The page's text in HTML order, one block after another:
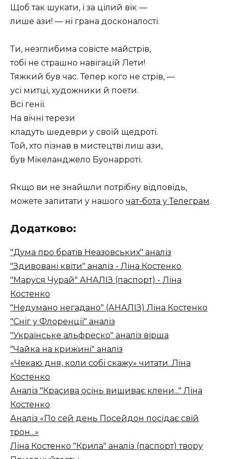
Щоб так шукати, і за цілий вік —
лише ази! — ні грана досконалості.
Ти, незглибима совісте майстрів,
тобі не страшно навігацій Лети!
Тяжкий був час. Тепер кого не стрів, —
усі митці, художники й поети.
Всі генії.
На вічні терези
кладуть шедеври у своїй щедроті.
Той, хто пізнав в мистецтві лиш ази,
був Мікеланджело Буонарроті.
Якщо ви не знайшли потрібну відповідь,
можете запитати у нашого чат-бота у Телеграм.
Додатково:
"Дума про братів Неазовських" аналіз
"Здивовані квіти" аналіз - Ліна Костенко
"Маруся Чурай" АНАЛІЗ (паспорт) - Ліна
Костенко
"Недумано негадано" (АНАЛІЗ) Ліна Костенко
"Сніг у Флоренції" аналіз
"Українське альфреско" аналіз вірша
"Чайка на крижині" аналіз
«Чекаю дня, коли собі скажу» читати. Ліна
Костенко
Аналіз "Красива осінь вишиває клени..." Ліна
Костенко
Аналіз «По сей день Посейдон посідає свій
трон...»
Ліна Костенко "Крила" аналіз (паспорт) твору